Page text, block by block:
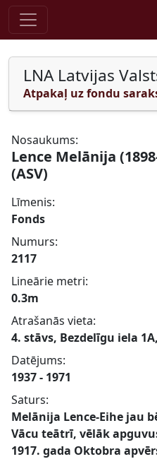
Pāriet uz saturu
LNA Latvijas
Atpakaļ uz fondu
Nosaukums:
Lence Melānija
(ASV)
Līmenis:
Fonds
Numurs:
2117
Lineārie metri:
0.3m
Atrašanās vieta:
4. stāvs, Bezdelīgu iela
Datējums:
1937 - 1971
Saturs:
Melānija Lence-Eihe jau
Vācu teātrī, vēlāk
1917. gada Oktobra